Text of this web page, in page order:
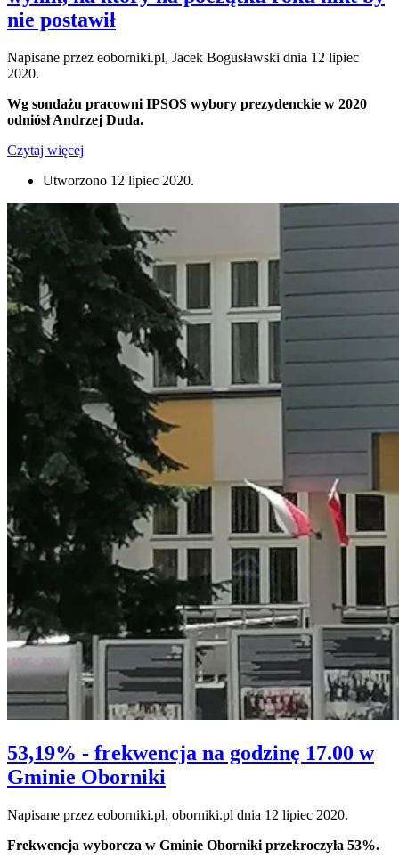
nie postawił
Napisane przez eoborniki.pl, Jacek Bogusławski dnia 12 lipiec
2020.
Wg sondażu pracowni IPSOS wybory prezydenckie w 2020
odniósł Andrzej Duda.
Czytaj więcej
Utworzono 12 lipiec 2020.
53,19% - frekwencja na godzinę 17.00 w
Gminie Oborniki
Napisane przez eoborniki.pl, oborniki.pl dnia 12 lipiec 2020.
Frekwencja wyborcza w Gminie Oborniki przekroczyła 53%.